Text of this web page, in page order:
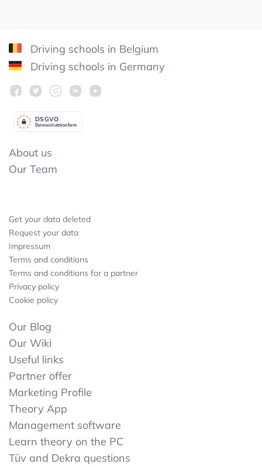
Driving schools in Belgium
Driving schools in Germany
Datenschutzkonform
DSGVO
About us
Our Team
Get your data deleted
Request your data
Impressum
Terms and conditions
Terms and conditions for a partner
Privacy policy
Cookie policy
Our Blog
Our Wiki
Useful links
Partner offer
Marketing Profile
Theory App
Management software
Learn theory on the PC
Tüv and Dekra questions